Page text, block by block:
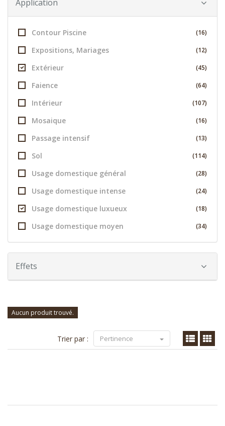
Application
Contour Piscine (16)
Expositions, Mariages (12)
Extérieur (45)
Faience (64)
Intérieur (107)
Mosaique (16)
Passage intensif (13)
Sol (114)
Usage domestique général (28)
Usage domestique intense (24)
Usage domestique luxueux (18)
Usage domestique moyen (34)
Effets
Aucun produit trouvé.
Trier par : Pertinence